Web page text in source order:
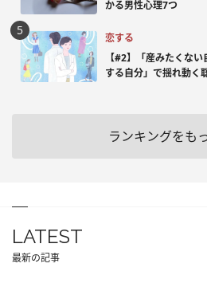
かる男性心理7つ
恋する
【#2】「産みたくな
する自分」で揺れ動く
ランキングをも
LATEST
最新の記事